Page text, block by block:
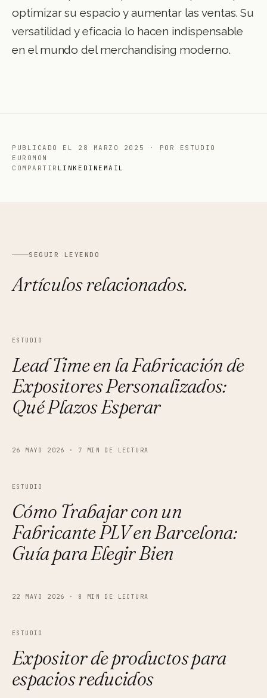
optimizar su espacio y aumentar las ventas. Su
versatilidad y eficacia lo hacen indispensable
en el mundo del merchandising moderno.
PUBLICADO EL 28 MARZO 2025 · POR ESTUDIO
EUROMON
COMPARTIR LINKEDIN EMAIL
SEGUIR LEYENDO
Artículos relacionados.
ESTUDIO
Lead Time en la Fabricación de
Expositores Personalizados:
Qué Plazos Esperar
26 MAYO 2026 · 7 MIN DE LECTURA
ESTUDIO
Cómo Trabajar con un
Fabricante PLV en Barcelona:
Guía para Elegir Bien
22 MAYO 2026 · 8 MIN DE LECTURA
ESTUDIO
Expositor de productos para
espacios reducidos